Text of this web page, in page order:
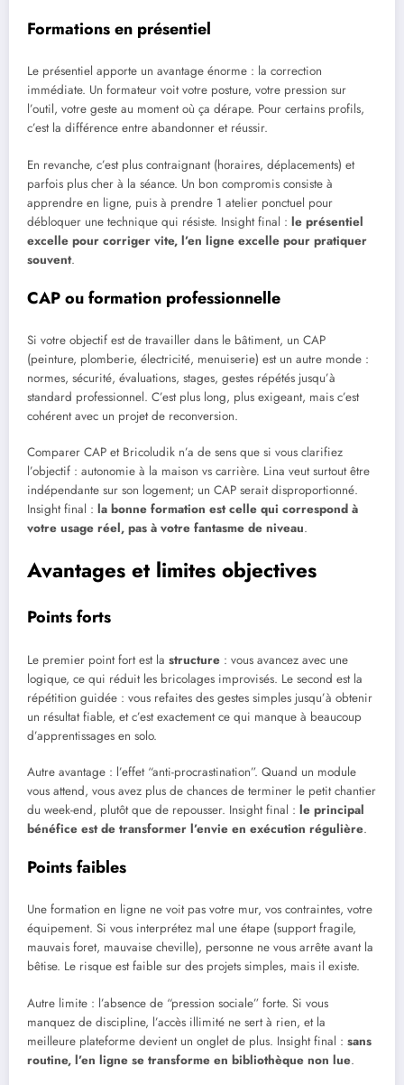
Formations en présentiel
Le présentiel apporte un avantage énorme : la correction
immédiate. Un formateur voit votre posture, votre pression sur
l’outil, votre geste au moment où ça dérape. Pour certains profils,
c’est la différence entre abandonner et réussir.
En revanche, c’est plus contraignant (horaires, déplacements) et
parfois plus cher à la séance. Un bon compromis consiste à
apprendre en ligne, puis à prendre 1 atelier ponctuel pour
débloquer une technique qui résiste. Insight final : le présentiel
excelle pour corriger vite, l’en ligne excelle pour pratiquer
souvent.
CAP ou formation professionnelle
Si votre objectif est de travailler dans le bâtiment, un CAP
(peinture, plomberie, électricité, menuiserie) est un autre monde :
normes, sécurité, évaluations, stages, gestes répétés jusqu’à
standard professionnel. C’est plus long, plus exigeant, mais c’est
cohérent avec un projet de reconversion.
Comparer CAP et Bricoludik n’a de sens que si vous clarifiez
l’objectif : autonomie à la maison vs carrière. Lina veut surtout être
indépendante sur son logement; un CAP serait disproportionné.
Insight final : la bonne formation est celle qui correspond à
votre usage réel, pas à votre fantasme de niveau.
Avantages et limites objectives
Points forts
Le premier point fort est la structure : vous avancez avec une
logique, ce qui réduit les bricolages improvisés. Le second est la
répétition guidée : vous refaites des gestes simples jusqu’à obtenir
un résultat fiable, et c’est exactement ce qui manque à beaucoup
d’apprentissages en solo.
Autre avantage : l’effet “anti-procrastination”. Quand un module
vous attend, vous avez plus de chances de terminer le petit chantier
du week-end, plutôt que de repousser. Insight final : le principal
bénéfice est de transformer l’envie en exécution régulière.
Points faibles
Une formation en ligne ne voit pas votre mur, vos contraintes, votre
équipement. Si vous interprétez mal une étape (support fragile,
mauvais foret, mauvaise cheville), personne ne vous arrête avant la
bêtise. Le risque est faible sur des projets simples, mais il existe.
Autre limite : l’absence de “pression sociale” forte. Si vous
manquez de discipline, l’accès illimité ne sert à rien, et la
meilleure plateforme devient un onglet de plus. Insight final : sans
routine, l’en ligne se transforme en bibliothèque non lue.